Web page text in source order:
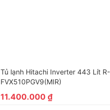
Tủ lạnh Hitachi Inverter 443 Lít R-
FVX510PGV9(MIR)
11.400.000₫